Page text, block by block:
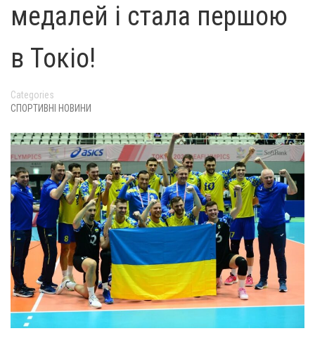
медалей і стала першою
в Токіо!
Categories
СПОРТИВНІ НОВИНИ